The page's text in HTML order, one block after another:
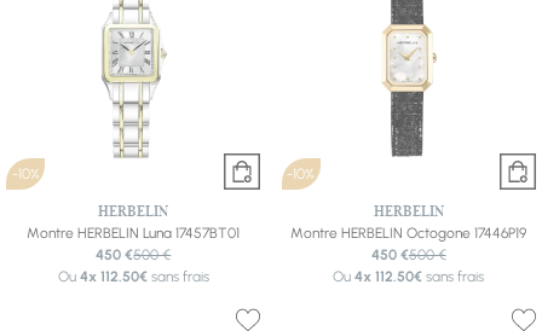
-10%
HERBELIN
Montre HERBELIN Luna 17457BT01
450 €500 €
Ou 4x 112.50€sans frais
-10%
HERBELIN
Montre HERBELIN Octogone 17446P19
450 €500 €
Ou4x 112.50€ sans frais